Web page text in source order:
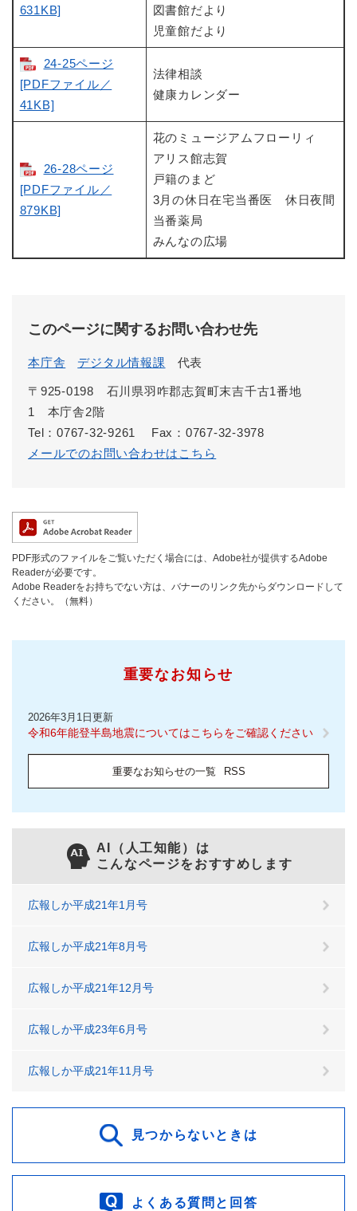
631KB]
図書館だより
児童館だより
24-25ページ
[PDFファイル／
41KB]
法律相談
健康カレンダー
26-28ページ
[PDFファイル／
879KB]
花のミュージアムフローリィ
アリス館志賀
戸籍のまど
3月の休日在宅当番医 休日夜間
当番薬局
みんなの広場
このページに関するお問い合わせ先
本庁舎 デジタル情報課 代表
〒925-0198 石川県羽咋郡志賀町末吉千古1番地
1 本庁舎2階
Tel：0767-32-9261
Fax：0767-32-3978
メールでのお問い合わせはこちら
PDF形式のファイルをご覧いただく場合には、Adobe社が提供するAdobe
Readerが必要です。
Adobe Readerをお持ちでない方は、バナーのリンク先からダウンロードして
ください。（無料）
重要なお知らせ
2026年3月1日更新
令和6年能登半島地震についてはこちらをご確認ください
重要なお知らせの一覧 RSS
AI（人工知能）は
こんなページをおすすめします
広報しか平成21年1月号
広報しか平成21年8月号
広報しか平成21年12月号
広報しか平成23年6月号
広報しか平成21年11月号
見つからないときは
よくある質問と回答